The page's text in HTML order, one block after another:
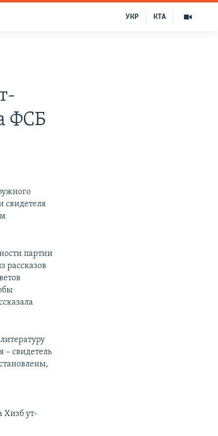
КТА
УКР
ФСБ
свидетеля
партии
рассказов
– свидетель
Хизб ут-